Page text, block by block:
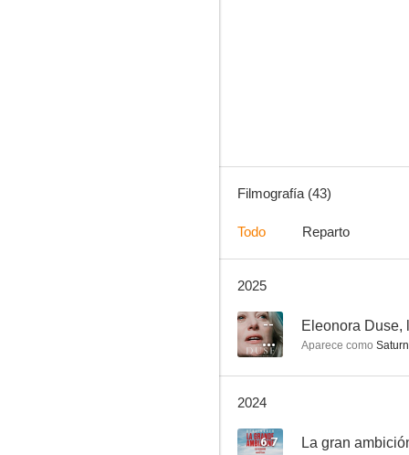
6.0
Filmografía (43)
Todo Reparto
2025
-- Eleonora Duse,
Aparece como
2024
6.7 La gran